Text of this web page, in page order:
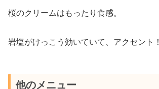
桜のクリームはもったり食感。
岩塩がけっこう効いていて、アクセント！
他のメニュー